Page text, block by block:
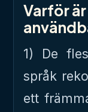
Varför
1) De
språk
ett